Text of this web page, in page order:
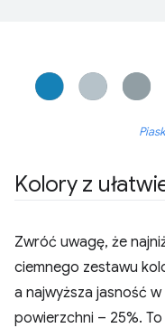
Kolory z
Zwróć uwagę, że
ciemnego zestawu
a najwyższa jasność
powierzchni – 25%.